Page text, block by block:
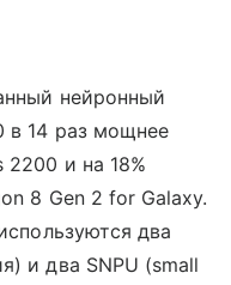
нейронный
в 14 раз мощнее
2200 и на 18%
8 Gen 2 for Galaxy.
два
и два SNPU (small